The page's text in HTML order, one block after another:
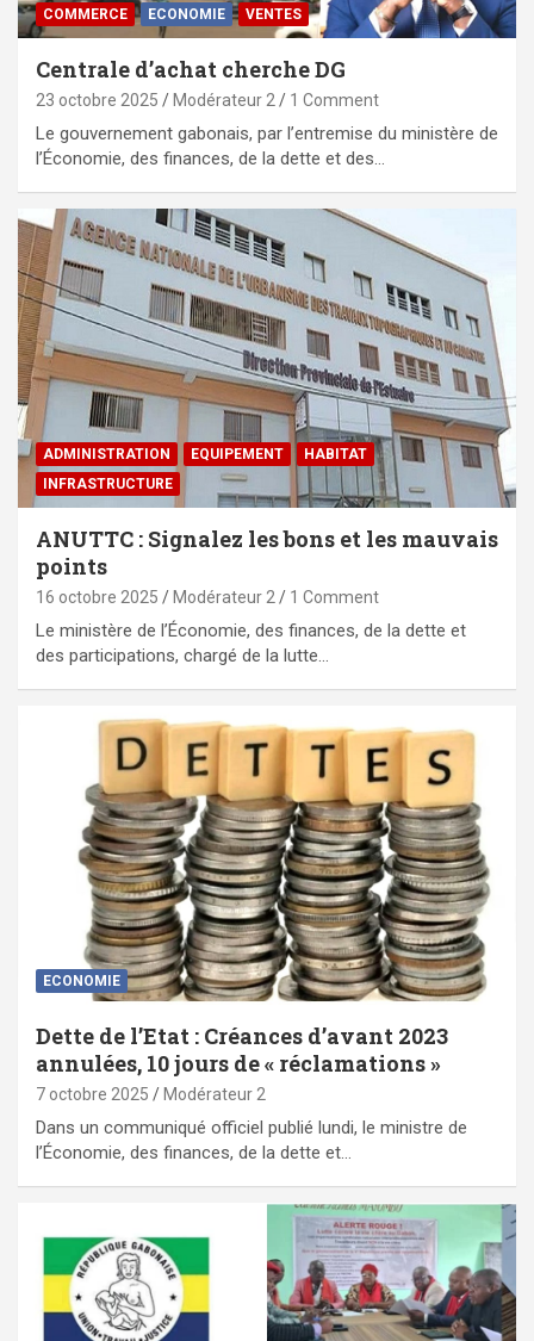
COMMERCE ECONOMIE VENTES
Centrale d’achat cherche DG
23 octobre 2025 Modérateur 2 1 Comment
Le gouvernement gabonais, par l’entremise du ministère de
l’Économie, des finances, de la dette et des…
ADMINISTRATION EQUIPEMENT
HABITAT
⁠INFRASTRUCTURE
ANUTTC : Signalez les bons et les mauvais
points
16 octobre 2025 Modérateur 2 1 Comment
Le ministère de l’Économie, des finances, de la dette et
des participations, chargé de la lutte…
ECONOMIE
Dette de l’Etat : Créances d’avant 2023
annulées, 10 jours de « réclamations »
7 octobre 2025 Modérateur 2
Dans un communiqué officiel publié lundi, le ministre de
l’Économie, des finances, de la dette et…